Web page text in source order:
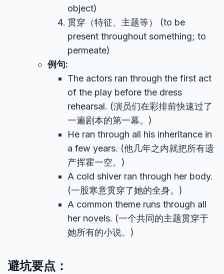
object)
贯穿（特征、主题等） (to be
present throughout something; to
permeate)
例句:
The actors ran through the first act
of the play before the dress
rehearsal. (演员们在彩排前快速过了
一遍剧本的第一幕。)
He ran through all his inheritance in
a few years. (他几年之内就把所有遗
产挥霍一空。)
A cold shiver ran through her body.
(一股寒意贯穿了她的全身。)
A common theme runs through all
her novels. (一个共同的主题贯穿于
她所有的小说。)
避坑要点：